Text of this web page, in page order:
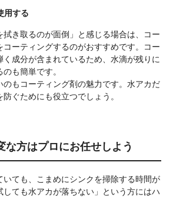
用する
拭き取るのが面倒」と感じる場合は、コー
コーティングするのがおすすめです。コー
く成分が含まれているため、水滴が残りに
も簡単です。
のもコーティング剤の魅力です。水アカだ
ぐためにも役立つでしょう。
な方はプロにお任せしよう
いても、こまめにシンクを掃除する時間が
しても水アカが落ちない」という方にはハ